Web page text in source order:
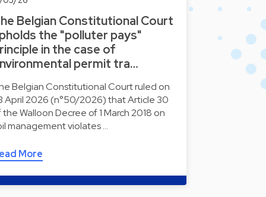
Belgian Constitutional Court
the "polluter pays"
in the case of
permit tra…
Belgian Constitutional Court ruled on
April 2026 (n°50/2026) that Article 30
the Walloon Decree of 1 March 2018 on
management violates …
More